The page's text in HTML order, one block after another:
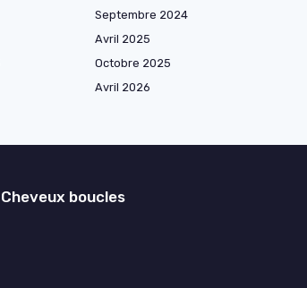
Septembre 2024
Avril 2025
Octobre 2025
Avril 2026
Cheveux boucles